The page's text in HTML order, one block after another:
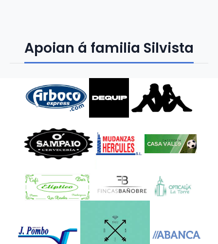
Apoian á familia Silvista